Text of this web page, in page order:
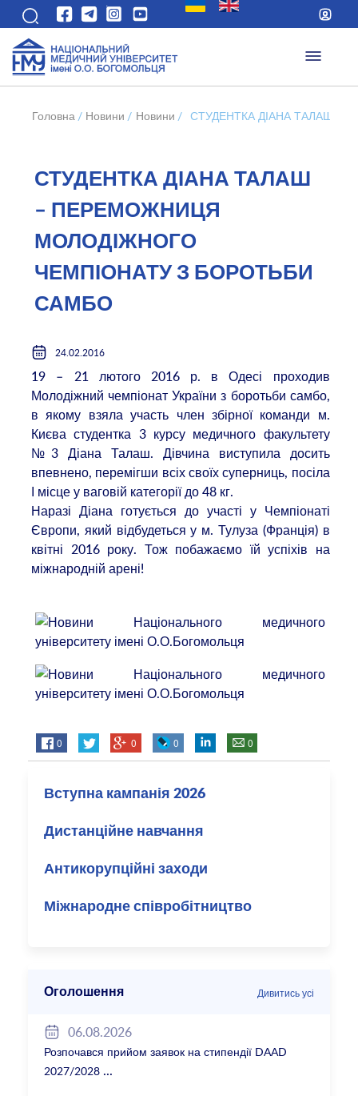
Головна / Новини / Новини / СТУДЕНТКА ДІАНА ТАЛАШ
СТУДЕНТКА ДІАНА ТАЛАШ
– ПЕРЕМОЖНИЦЯ
МОЛОДІЖНОГО
ЧЕМПІОНАТУ З БОРОТЬБИ
САМБО
24.02.2016
19 – 21 лютого 2016 р. в Одесі проходив
Молодіжний чемпіонат України з боротьби самбо,
в якому взяла участь член збірної команди м.
Києва студентка 3 курсу медичного факультету
№3 Діана Талаш. Дівчина виступила досить
впевнено, перемігши всіх своїх суперниць, посіла
І місце у ваговій категорії до 48 кг.
Наразі Діана готується до участі у Чемпіонаті
Європи, який відбудеться у м. Тулуза (Франція) в
квітні 2016 року. Тож побажаємо їй успіхів на
міжнародній арені!
0 0 0 0
Вступна кампанія 2026
Дистанційне навчання
Антикорупційні заходи
Міжнародне співробітництво
Оголошення Дивитись усі
06.08.2026
Розпочався прийом заявок на стипендії DAAD
2027/2028